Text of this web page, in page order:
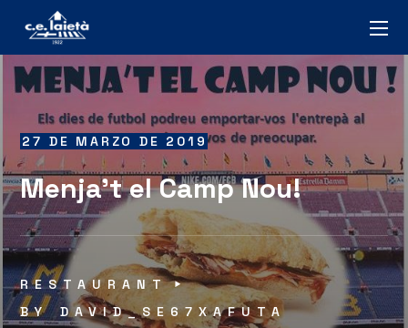
27 DE MARZO DE 2019
Menja’t el Camp Nou!
RESTAURANT
BY DAVID_SE67XAFUTA